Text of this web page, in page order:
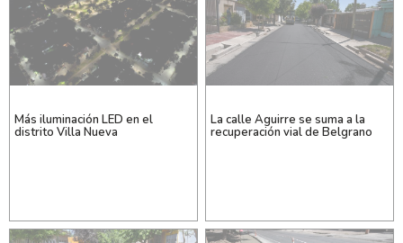
Más iluminación LED en el
distrito Villa Nueva
La calle Aguirre se suma a la
recuperación vial de Belgrano